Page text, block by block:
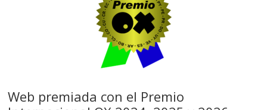
Web premiada con el Premio